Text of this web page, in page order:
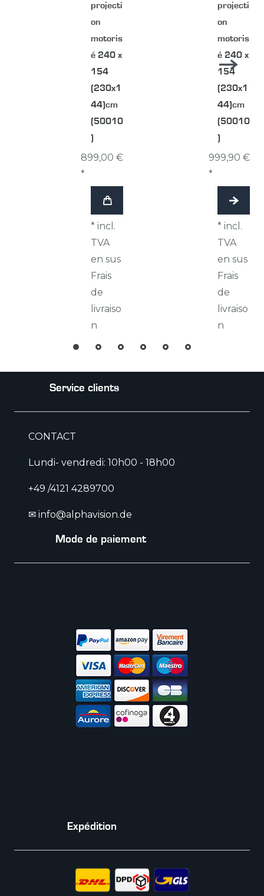
projecti
on
motoris
é 240 x
154
(230x1
44)cm
(50010
)
899,00 €
*
* incl.
TVA
en sus
Frais
de
livraiso
n
projecti
on
motoris
é 240 x
154
(230x1
44)cm
(50010
)
999,90 €
*
* incl.
TVA
en sus
Frais
de
livraiso
n
Service clients
CONTACT
Lundi- vendredi: 10h00 - 18h00
+49 /4121 4289700
✉ info@alphavision.de
Mode de paiement
Expédition